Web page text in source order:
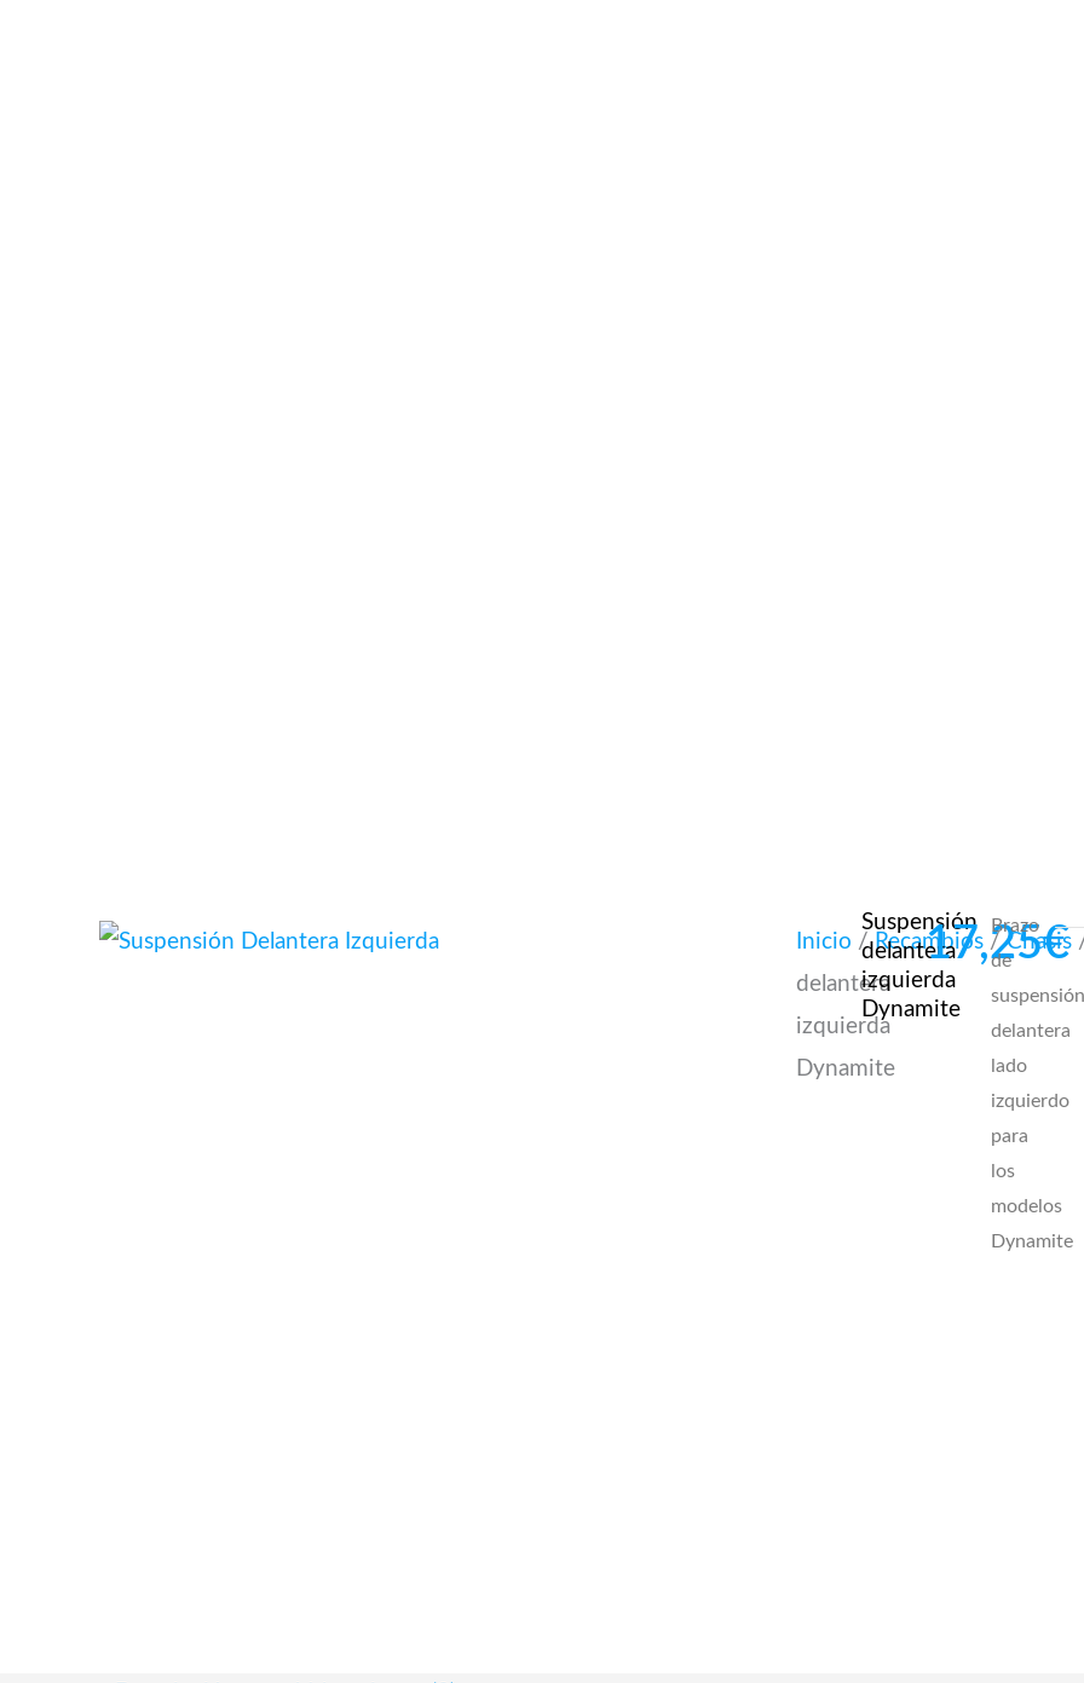
Inicio /Recambios /Chasis
delantera
izquierda
Dynamite
Suspensión
delantera
izquierda
Dynamite
17,25€
Brazo
de
suspensión
delantera
lado
izquierdo
para
los
modelos
Dynamite